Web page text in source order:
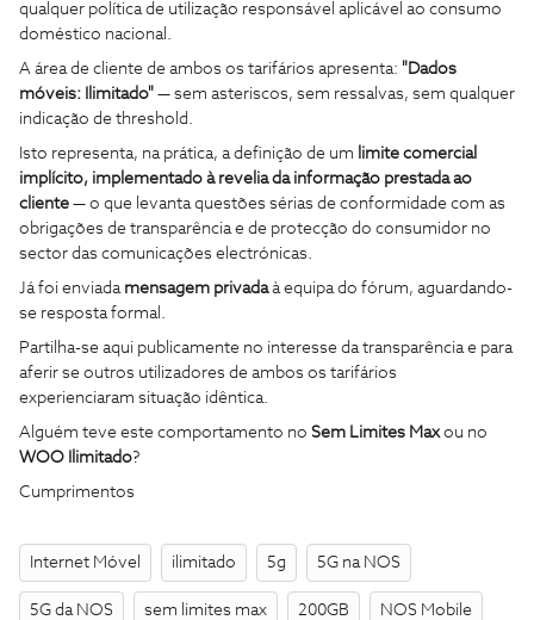
qualquer política de utilização responsável aplicável ao consumo
doméstico nacional.
A área de cliente de ambos os tarifários apresenta: "Dados
móveis: Ilimitado" — sem asteriscos, sem ressalvas, sem qualquer
indicação de threshold.
Isto representa, na prática, a definição de um limite comercial
implícito, implementado à revelia da informação prestada ao
cliente — o que levanta questões sérias de conformidade com as
obrigações de transparência e de protecção do consumidor no
sector das comunicações electrónicas.
Já foi enviada mensagem privadaà equipa do fórum, aguardando-
se resposta formal.
Partilha-se aqui publicamente no interesse da transparência e para
aferir se outros utilizadores de ambos os tarifários
experienciaram situação idêntica.
Alguém teve este comportamento no Sem Limites Maxou no
WOO Ilimitado?
Cumprimentos
Internet Móvel ilimitado 5g 5G na NOS
5G da NOS sem limites max 200GB NOS Mobile